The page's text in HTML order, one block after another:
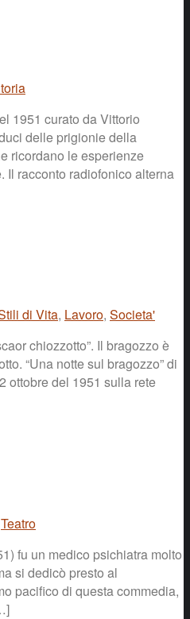
1951 curato da Vittorio
delle prigionie della
ricordano le esperienze
Il racconto radiofonico alterna
di Vita, Lavoro, Societa'
chiozzotto”. Il bragozzo è
“Una notte sul bragozzo” di
ottobre del 1951 sulla rete
Teatro
fu un medico psichiatra molto
si dedicò presto al
pacifico di questa commedia,